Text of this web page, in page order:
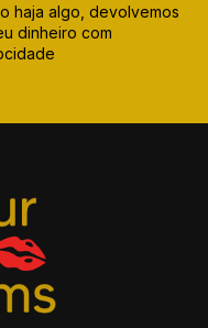
haja algo, devolvemos
dinheiro com